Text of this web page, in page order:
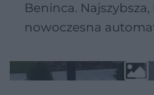
Beninca.
nowoczesna